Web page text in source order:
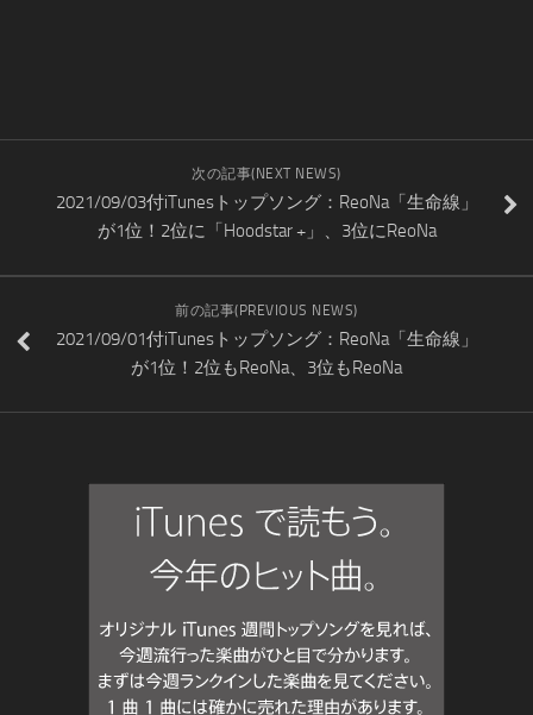
次の記事(NEXT NEWS)
2021/09/03付iTunesトップソング：ReoNa「生命線」
が1位！2位に「Hoodstar +」、3位にReoNa
前の記事(PREVIOUS NEWS)
2021/09/01付iTunesトップソング：ReoNa「生命線」
が1位！2位もReoNa、3位もReoNa